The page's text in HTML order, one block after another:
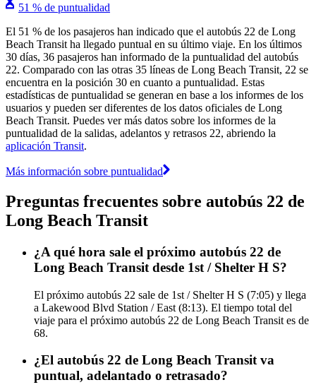
51 % de puntualidad
El 51 % de los pasajeros han indicado que el autobús 22 de Long
Beach Transit ha llegado puntual en su último viaje. En los últimos
30 días, 36 pasajeros han informado de la puntualidad del autobús
22. Comparado con las otras 35 líneas de Long Beach Transit, 22 se
encuentra en la posición 30 en cuanto a puntualidad. Estas
estadísticas de puntualidad se generan en base a los informes de los
usuarios y pueden ser diferentes de los datos oficiales de Long
Beach Transit. Puedes ver más datos sobre los informes de la
puntualidad de la salidas, adelantos y retrasos 22, abriendo la
aplicación Transit.
Más información sobre puntualidad
Preguntas frecuentes sobre autobús 22 de
Long Beach Transit
¿A qué hora sale el próximo autobús 22 de
Long Beach Transit desde 1st / Shelter H S?
El próximo autobús 22 sale de 1st / Shelter H S (7:05) y llega
a Lakewood Blvd Station / East (8:13). El tiempo total del
viaje para el próximo autobús 22 de Long Beach Transit es de
68.
¿El autobús 22 de Long Beach Transit va
puntual, adelantado o retrasado?